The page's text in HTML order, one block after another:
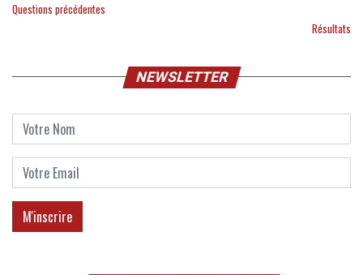
Questions précédentes
Résultats
NEWSLETTER